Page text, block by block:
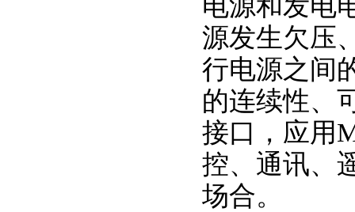
源发生欠压
行电源之间
的连续性、
接口，应用
控、通讯、
场合。